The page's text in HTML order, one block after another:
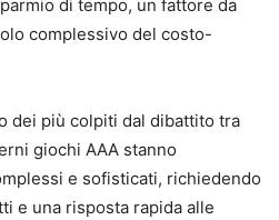
di tempo, un fattore da
complessivo del costo-
dei più colpiti dal dibattito tra
giochi AAA stanno
e sofisticati, richiedendo
e una risposta rapida alle